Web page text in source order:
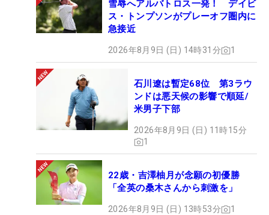
雪辱へアルバトロス一発！ デイビ
ス・トンプソンがプレーオフ圏内に
急接近
2026年8月9日 (日) 14時31分 1
石川遼は暫定68位 第3ラウ
ンドは悪天候の影響で順延/
米男子下部
2026年8月9日 (日) 11時15分
1
22歳・吉澤柚月が念願の初優勝
「全英の桑木さんから刺激を」
2026年8月9日 (日) 13時53分 1